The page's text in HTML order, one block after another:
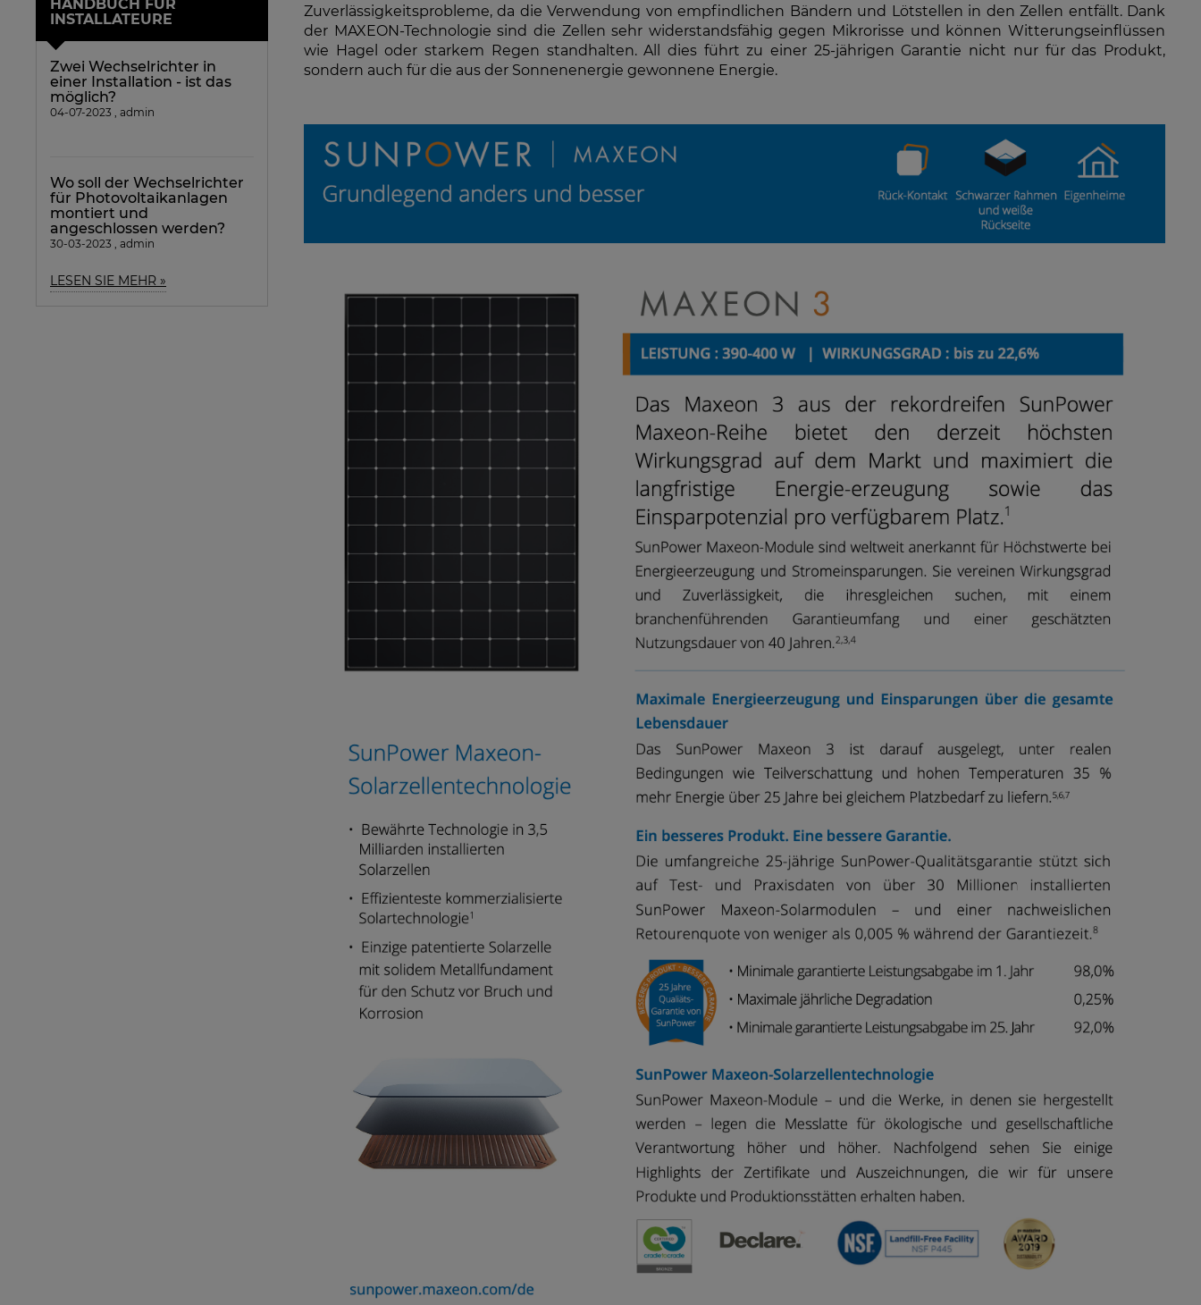
HANDBUCH FÜR
INSTALLATEURE
Zwei Wechselrichter in
einer Installation - ist das
möglich?
04-07-2023 , admin
Wo soll der Wechselrichter
für Photovoltaikanlagen
montiert und
angeschlossen werden?
30-03-2023 , admin
LESEN SIE MEHR »
Zuverlässigkeitsprobleme, da die Verwendung von empfindlichen Bändern und Lötstellen in den Zellen entfällt. Dank
der MAXEON-Technologie sind die Zellen sehr widerstandsfähig gegen Mikrorisse und können Witterungseinflüssen
wie Hagel oder starkem Regen standhalten. All dies führt zu einer 25-jährigen Garantie nicht nur für das Produkt,
sondern auch für die aus der Sonnenenergie gewonnene Energie.